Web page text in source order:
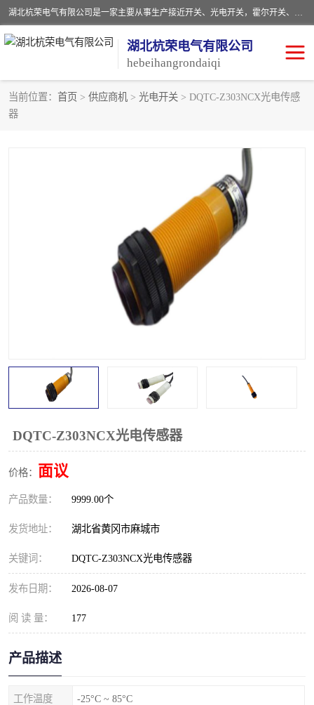
湖北杭荣电气有限公司是一家主要从事生产接近开关、光电开关，霍尔开关、两级跑偏开关、双向拉绳开关、速度监测器、皮带打滑开关、阻旋式料位开关、皮带纵向撕裂开关、溜槽堵塞开关、声光报警器、矿用磁性井筒开关等，主营行业：电气设备、仪器仪表制造, 高低压电器，成套电气设备，矿用防爆机电设备，皮带机综合保护系统，防爆电器，传感器，工矿配件，电器配件，自动化工业机器人的研发，制造，加工销售。
湖北杭荣电气有限公司
hebeihangrondaiqi
当前位置： 首页 > 供应商机 > 光电开关 > DQTC-Z303NCX光电传感
器
DQTC-Z303NCX光电传感器
价格： 面议
产品数量： 9999.00个
发货地址： 湖北省黄冈市麻城市
关键词： DQTC-Z303NCX光电传感器
发布日期： 2026-08-07
阅 读 量： 177
产品描述
工作温度 -25°C ~ 85°C
声光报警器
滑线指示灯
光电开关
拉绳开关
溜槽堵塞检测开关
限位开关 速度检测器
速度传感器
微电脑超速开关